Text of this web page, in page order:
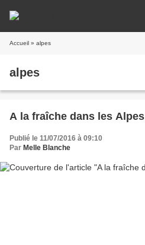
Accueil » alpes
alpes
A la fraîche dans les Alpes
Publié le 11/07/2016 à 09:10
Par Melle Blanche